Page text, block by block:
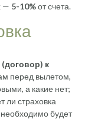
— 5-10%от счета.
к
перед вылетом,
а какие нет;
ли страховка
будет